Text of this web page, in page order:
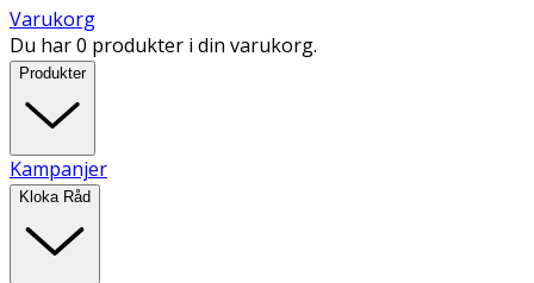
Varukorg
Du har 0 produkter i din varukorg.
Produkter
Kampanjer
Kloka Råd